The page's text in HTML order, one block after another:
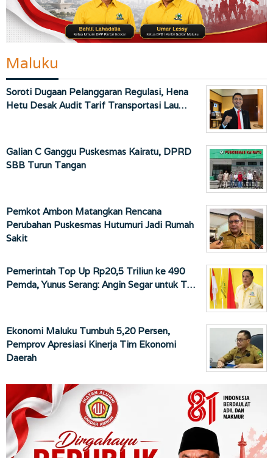
Maluku
Soroti Dugaan Pelanggaran Regulasi, Hena
Hetu Desak Audit Tarif Transportasi Lau…
Galian C Ganggu Puskesmas Kairatu, DPRD
SBB Turun Tangan
Pemkot Ambon Matangkan Rencana
Perubahan Puskesmas Hutumuri Jadi Rumah
Sakit
Pemerintah Top Up Rp20,5 Triliun ke 490
Pemda, Yunus Serang: Angin Segar untuk T…
Ekonomi Maluku Tumbuh 5,20 Persen,
Pemprov Apresiasi Kinerja Tim Ekonomi
Daerah